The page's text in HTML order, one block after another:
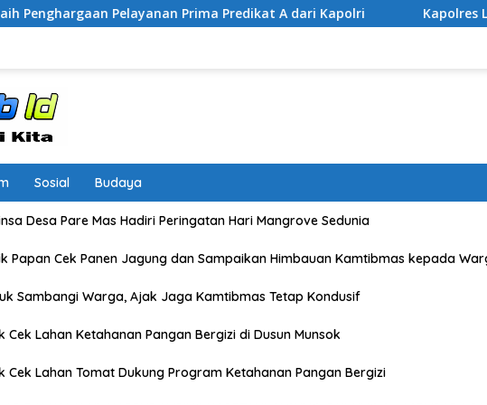
Prima Predikat A dari Kapolri Kapolres Lombok Timur Raih
Sosial Budaya
Desa Pare Mas Hadiri Peringatan Hari Mangrove Sedunia
Papan Cek Panen Jagung dan Sampaikan Himbauan Kamtibmas kepada
Sambangi Warga, Ajak Jaga Kamtibmas Tetap Kondusif
Lahan Ketahanan Pangan Bergizi di Dusun Munsok
Cek Lahan Tomat Dukung Program Ketahanan Pangan Bergizi